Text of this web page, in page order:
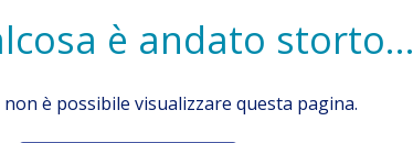
è andato storto...
è possibile visualizzare questa pagina.